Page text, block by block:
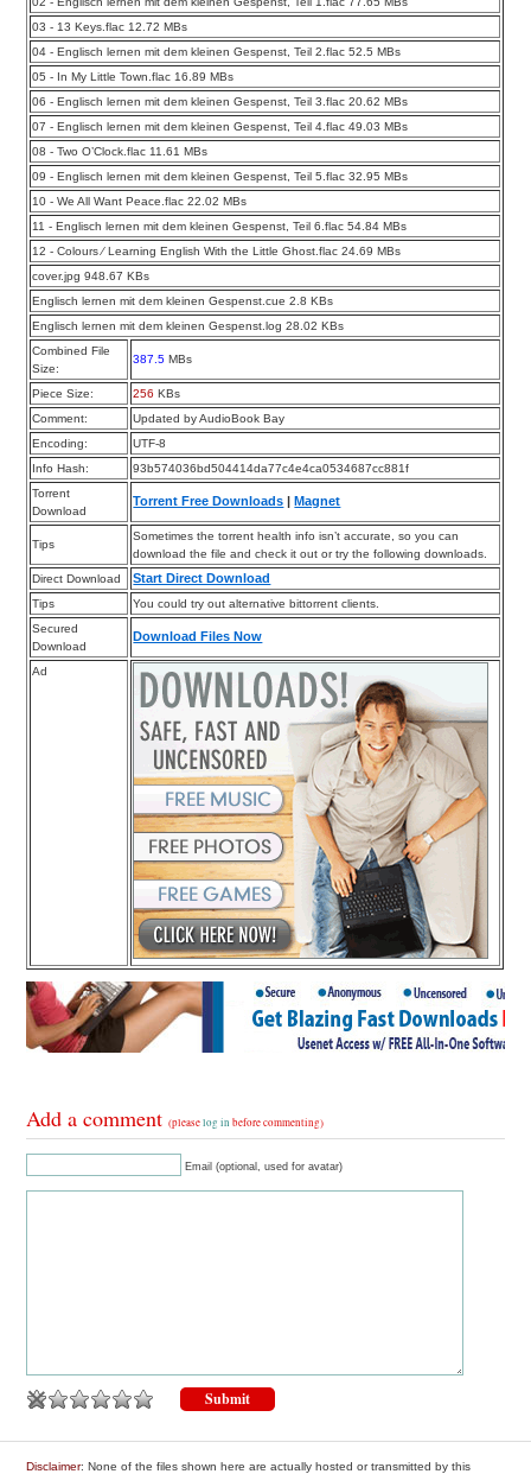
03 - 13 Keys.flac 12.72 MBs
04 - Englisch lernen mit dem kleinen Gespenst, Teil 2.flac 52.5 MBs
05 - In My Little Town.flac 16.89 MBs
06 - Englisch lernen mit dem kleinen Gespenst, Teil 3.flac 20.62 MBs
07 - Englisch lernen mit dem kleinen Gespenst, Teil 4.flac 49.03 MBs
08 - Two O’Clock.flac 11.61 MBs
09 - Englisch lernen mit dem kleinen Gespenst, Teil 5.flac 32.95 MBs
10 - We All Want Peace.flac 22.02 MBs
11 - Englisch lernen mit dem kleinen Gespenst, Teil 6.flac 54.84 MBs
12 - Colours ∕ Learning English With the Little Ghost.flac 24.69 MBs
cover.jpg 948.67 KBs
Englisch lernen mit dem kleinen Gespenst.cue 2.8 KBs
Englisch lernen mit dem kleinen Gespenst.log 28.02 KBs
Combined File
Size:
387.5 MBs
Piece Size: 256 KBs
Comment:
Updated by AudioBook Bay
Encoding:
UTF-8
Info Hash:
93b574036bd504414da77c4e4ca0534687cc881f
Torrent
Download
Torrent Free Downloads |Magnet
Tips
Sometimes the torrent health info isn’t accurate, so you can
download the file and check it out or try the following downloads.
Direct Download
Start Direct Download
Tips
You could try out alternative bittorrent clients.
Secured
Download
Download Files Now
Ad
Add a comment(pleaselog in before commenting)
Email (optional, used for avatar)
Disclaimer: None of the files shown here are actually hosted or transmitted by this